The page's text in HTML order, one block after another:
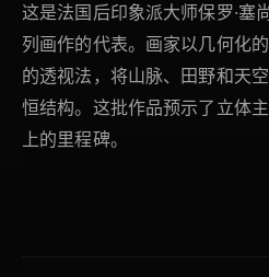
这是法国后印象派大师保罗·塞
列画作的代表。画家以几何化
的透视法，将山脉、田野和天
恒结构。这批作品预示了立体
上的里程碑。